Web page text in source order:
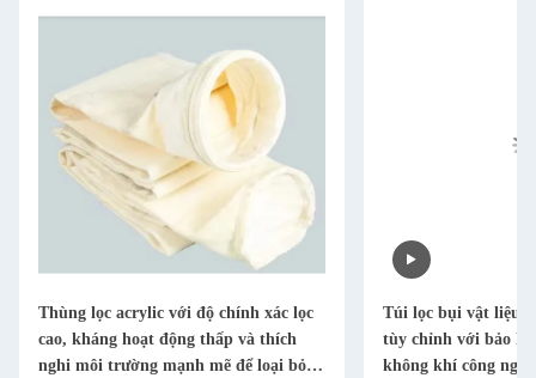
Thùng lọc acrylic với độ chính xác lọc
cao, kháng hoạt động thấp và thích
nghi môi trường mạnh mẽ để loại bỏ
Túi lọc bụi vật liệu
tùy chỉnh với bảo
không khí công